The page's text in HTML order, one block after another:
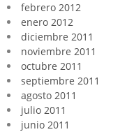
febrero 2012
enero 2012
diciembre 2011
noviembre 2011
octubre 2011
septiembre 2011
agosto 2011
julio 2011
junio 2011